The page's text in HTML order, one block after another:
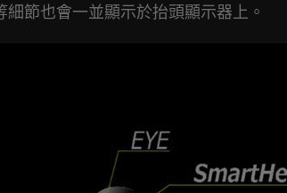
節也會一並顯示於抬頭顯示器上。